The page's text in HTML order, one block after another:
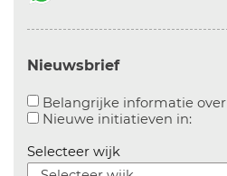
Nieuwsbrief
Belangrijke informatie
Nieuwe initiatieven in:
Selecteer wijk